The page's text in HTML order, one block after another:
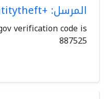
المرسل: +Identitytheft
verification code is
887525